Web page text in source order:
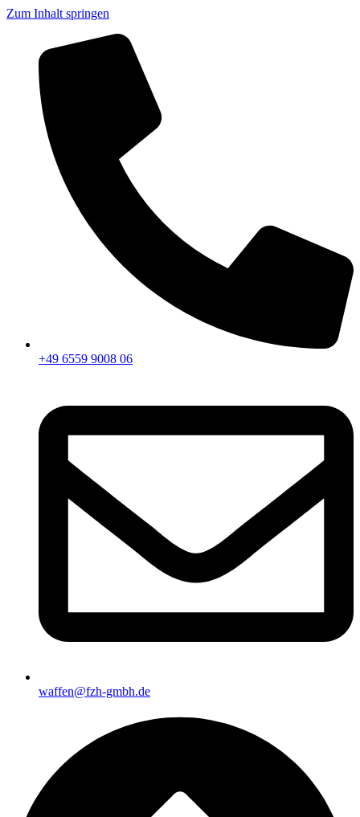
Zum Inhalt springen
+49 6559 9008 06
waffen@fzh-gmbh.de